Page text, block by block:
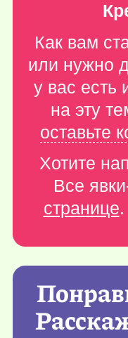
Как вам
или нужно
у вас есть
на эту
оставьте
Хотите
Все
странице